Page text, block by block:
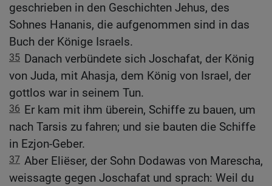
geschrieben in den Geschichten Jehus, des
Sohnes Hananis, die aufgenommen sind in das
Buch der Könige Israels.
35 Danach verbündete sich Joschafat, der König
von Juda, mit Ahasja, dem König von Israel, der
gottlos war in seinem Tun.
36 Er kam mit ihm überein, Schiffe zu bauen, um
nach Tarsis zu fahren; und sie bauten die Schiffe
in Ezjon-Geber.
37 Aber Eliëser, der Sohn Dodawas von Marescha,
weissagte gegen Joschafat und sprach: Weil du